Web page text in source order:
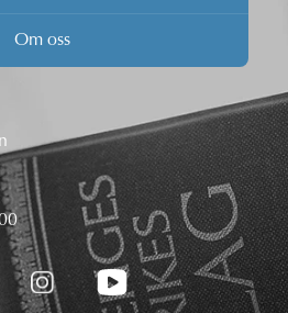
Om oss